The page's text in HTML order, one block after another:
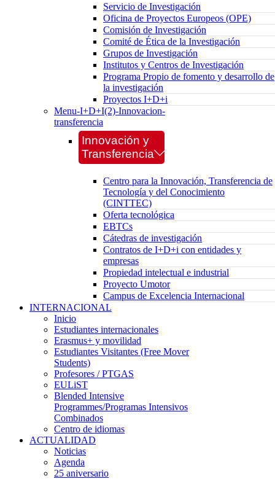
Servicio de Investigación
Oficina de Proyectos Europeos (OPE)
Comisión de Investigación
Comité de Ética de la Investigación
Grupos de Investigación
Institutos y Centros de Investigación
Programa Propio de fomento y desarrollo de
la investigación
Proyectos I+D+i
Menu-I+D+I(2)-Innovacion-
transferencia
Innovación y
Transferencia
Centro para la Innovación, Transferencia de
Tecnología y del Conocimiento
(CINTTEC)
Oferta tecnológica
EBTCs
Cátedras de investigación
Contratos de I+D+i con entidades y
empresas
Propiedad intelectual e industrial
Proyecto Umotor
Campus de Excelencia Internacional
INTERNACIONAL
Inicio
Estudiantes internacionales
Erasmus+ y movilidad
Estudiantes Visitantes (Free Mover
Students)
Profesores / PTGAS
EULiST
Blended Intensive
Programmes/Programas Intensivos
Combinados
Centro de idiomas
ACTUALIDAD
Noticias
Agenda
25 aniversario